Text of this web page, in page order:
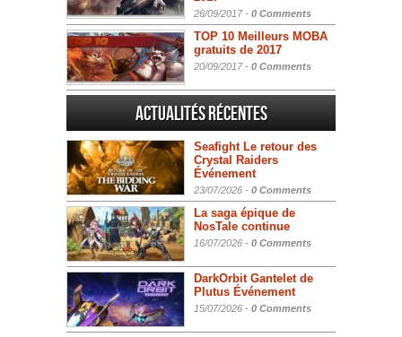
26/09/2017 - 0 Comments
TOP 10 Meilleurs MOBA
gratuits de 2017
20/09/2017 - 0 Comments
Actualités Récentes
Seafight Le retour des
Crystal Raiders
Événement
23/07/2026 - 0 Comments
La saga épique de
NosTale continue
16/07/2026 - 0 Comments
DarkOrbit Gantelet de
Plutus Événement
15/07/2026 - 0 Comments